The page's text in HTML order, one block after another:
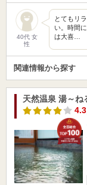
40代 女
性
とてもリ
い。時間
は大喜…
関連情報から探す
天然温泉 湯～ね